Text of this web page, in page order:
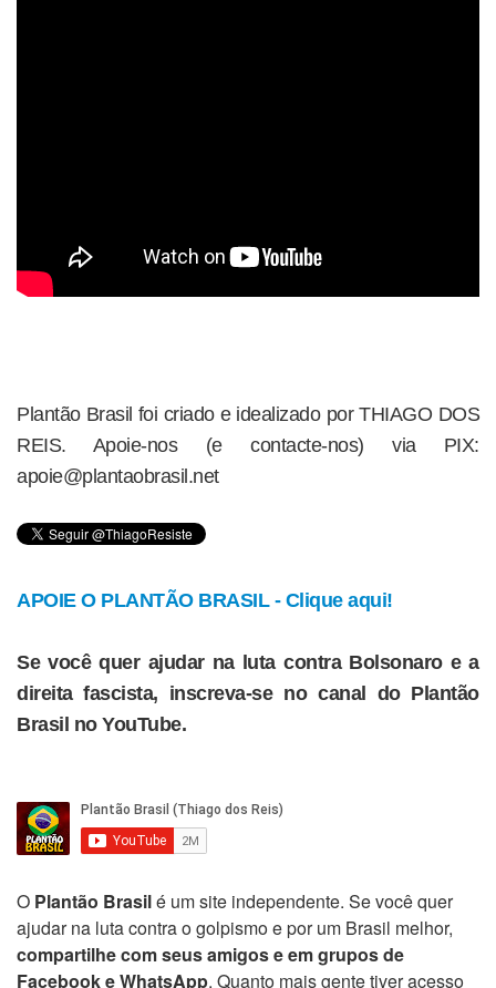
Plantão Brasil foi criado e idealizado por THIAGO DOS
REIS. Apoie-nos (e contacte-nos) via PIX:
apoie@plantaobrasil.net
APOIE O PLANTÃO BRASIL - Clique aqui!
Se você quer ajudar na luta contra Bolsonaro e a
direita fascista, inscreva-se no canal do Plantão
Brasil no YouTube.
O Plantão Brasilé um site independente. Se você quer
ajudar na luta contra o golpismo e por um Brasil melhor,
compartilhe com seus amigos e em grupos de
Facebook e WhatsApp. Quanto mais gente tiver acesso